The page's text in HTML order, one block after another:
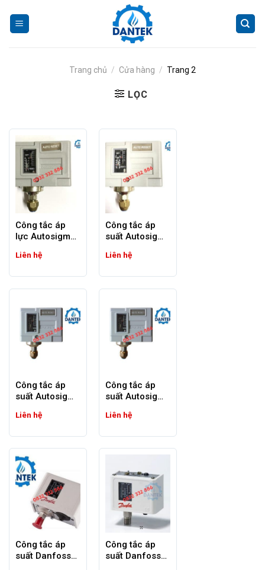
content
Trang chủ / Cửa hàng / Trang 2
LỌC
Công tắc áp
lực Autosigma
Liên hệ
Công tắc áp
suất Autosigma
203 | HS-206
Liên hệ
Công tắc áp
suất Autosigma
230
Liên hệ
Công tắc áp
suất Autosigma
Liên hệ
Công tắc áp
suất Danfoss
Công tắc áp
suất Danfoss